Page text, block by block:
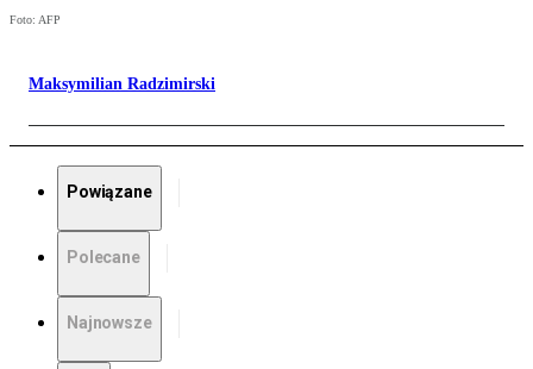
Foto: AFP
Maksymilian Radzimirski
Powiązane
Polecane
Najnowsze